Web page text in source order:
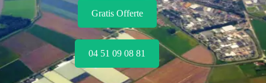
Gratis Offerte
04 51 09 08 81